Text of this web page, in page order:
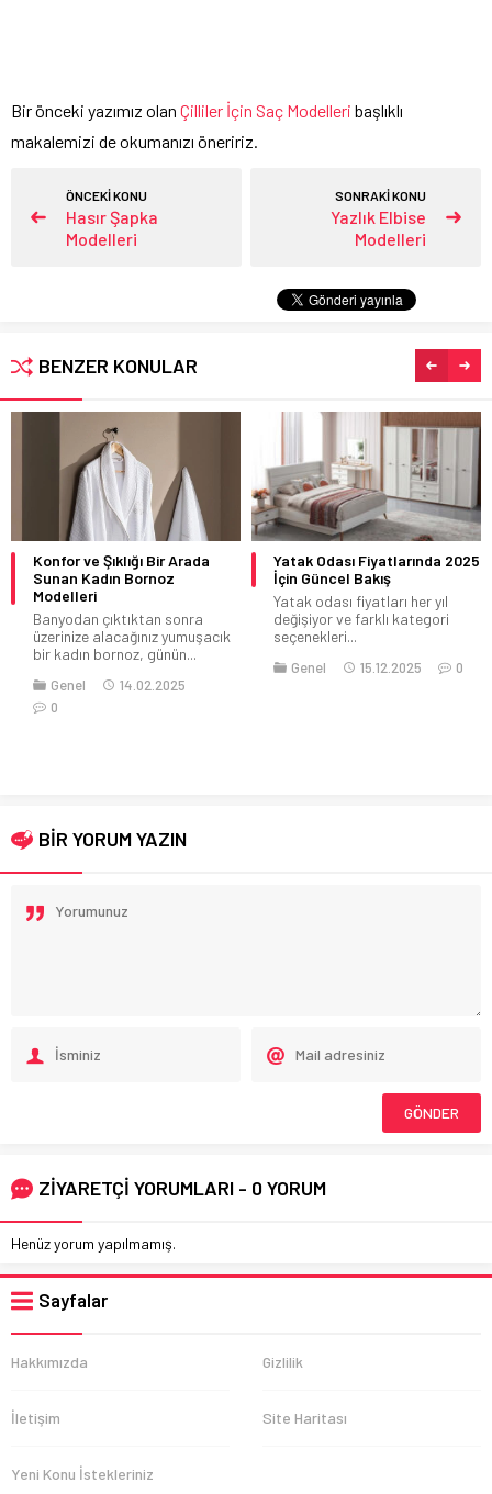
Bir önceki yazımız olan Çilliler İçin Saç Modelleri başlıklı
makalemizi de okumanızı öneririz.
ÖNCEKİ KONU
Hasır Şapka
Modelleri
SONRAKİ KONU
Yazlık Elbise
Modelleri
BENZER KONULAR
Konfor ve Şıklığı Bir Arada
Sunan Kadın Bornoz
Modelleri
Banyodan çıktıktan sonra
üzerinize alacağınız yumuşacık
bir kadın bornoz, günün...
Genel
14.02.2025
0
Yatak Odası Fiyatlarında 2025
İçin Güncel Bakış
Yatak odası fiyatları her yıl
değişiyor ve farklı kategori
seçenekleri...
Genel 15.12.2025 0
BİR YORUM YAZIN
ZİYARETÇİ YORUMLARI - 0 YORUM
Henüz yorum yapılmamış.
Sayfalar
Hakkımızda Gizlilik
İletişim Site Haritası
Yeni Konu İstekleriniz